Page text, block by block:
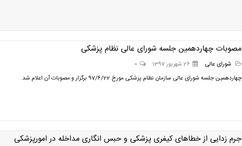
مصوبات چهاردهمین جلسه شورای عالی نظام پزشکی
شورای عالی 26 شهریور 1397
0
چهاردهمین جلسه شورای عالی سازمان نظام پزشکی مورخ 97/6/22 برگزار و مصوبات آن اعلام شد.
جرم زدایی از خطاهای کیفری پزشکی و حبس انگاری مداخله در امورپزشکی